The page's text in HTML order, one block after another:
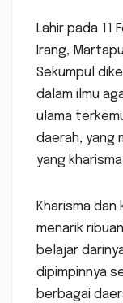
Lahir pada 11
Irang,
Sekumpul
dalam ilmu
ulama
daerah, yang
yang
Kharisma dan
menarik
belajar
dipimpinnya
berbagai